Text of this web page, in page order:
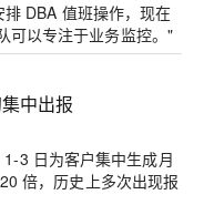
DBA 值班操作，现在
可以专注于业务监控。"
中出报
3 日为客户集中生成月
倍，历史上多次出现报